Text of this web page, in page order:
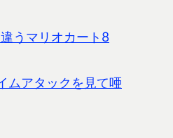
うマリオカート8
ムアタックを見て唖